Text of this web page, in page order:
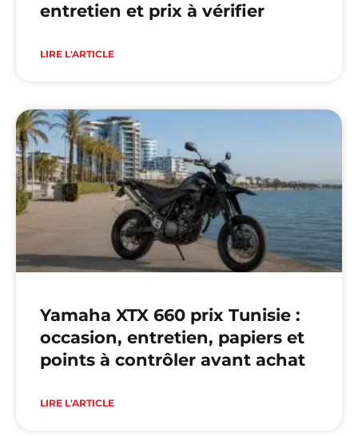
entretien et prix à vérifier
LIRE L'ARTICLE
Yamaha XTX 660 prix Tunisie :
occasion, entretien, papiers et
points à contrôler avant achat
LIRE L'ARTICLE